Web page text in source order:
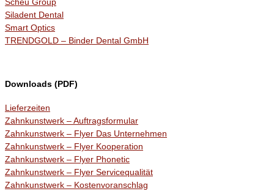
Siladent Dental
Smart Optics
TRENDGOLD – Binder Dental GmbH
Downloads (PDF)
Lieferzeiten
Zahnkunstwerk – Auftragsformular
Zahnkunstwerk – Flyer Das Unternehmen
Zahnkunstwerk – Flyer Kooperation
Zahnkunstwerk – Flyer Phonetic
Zahnkunstwerk – Flyer Servicequalität
Zahnkunstwerk – Kostenvoranschlag